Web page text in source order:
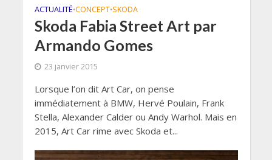
ACTUALITÉ•CONCEPT•SKODA
Skoda Fabia Street Art par
Armando Gomes
23 janvier 2015
Lorsque l’on dit Art Car, on pense
immédiatement à BMW, Hervé Poulain, Frank
Stella, Alexander Calder ou Andy Warhol. Mais en
2015, Art Car rime avec Skoda et...